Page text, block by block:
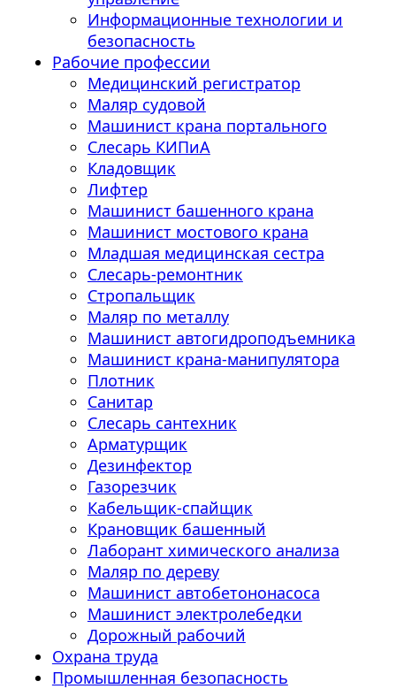
Информационные технологии и
безопасность
Рабочие профессии
Медицинский регистратор
Маляр судовой
Машинист крана портального
Слесарь КИПиА
Кладовщик
Лифтер
Машинист башенного крана
Машинист мостового крана
Младшая медицинская сестра
Слесарь-ремонтник
Стропальщик
Маляр по металлу
Машинист автогидроподъемника
Машинист крана-манипулятора
Плотник
Санитар
Слесарь сантехник
Арматурщик
Дезинфектор
Газорезчик
Кабельщик-спайщик
Крановщик башенный
Лаборант химического анализа
Маляр по дереву
Машинист автобетононасоса
Машинист электролебедки
Дорожный рабочий
Охрана труда
Промышленная безопасность